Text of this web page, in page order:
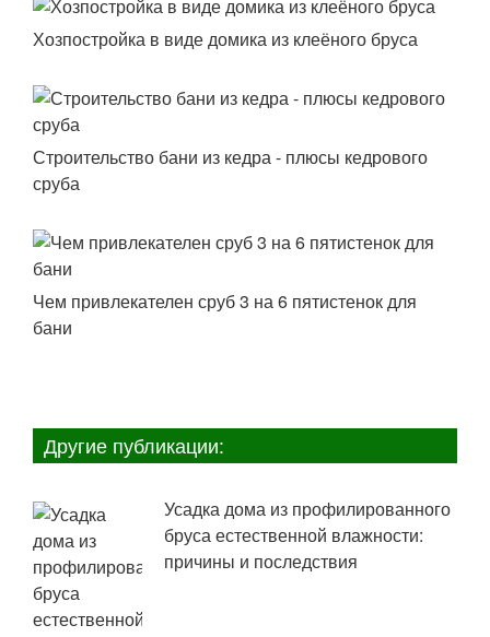
Хозпостройка в виде домика из клеёного бруса
Строительство бани из кедра - плюсы кедрового
сруба
Чем привлекателен сруб 3 на 6 пятистенок для
бани
Другие публикации:
Усадка дома из профилированного
бруса естественной влажности:
причины и последствия